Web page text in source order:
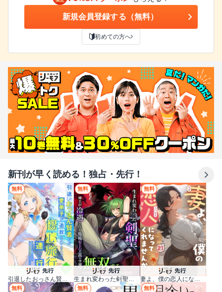
新規会員登録する（無料）
初めての方へ
新刊が早く読める！独占・先行！
無料
引退したおっさん賢者だが愛弟子が追放されてきたので傷心旅行に連れて行く ～スローライフな旅のつもりが、なぜか世界最強の師弟になっていた～【単行本版】
無料 無料
妻よ、僕の恋人になってくれませんか？
無料 無料 無料